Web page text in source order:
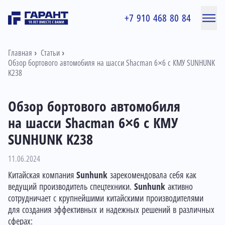
+7 910 468 80 84
Главная
Статьи
Обзор бортового автомобиля на шасси Shacman 6×6 с КМУ SUNHUNK
K238
Обзор бортового автомобиля
на шасси Shacman 6×6 с КМУ
SUNHUNK K238
11.06.2024
Китайская компания Sunhunk зарекомендовала себя как
ведущий производитель спецтехники. Sunhunk активно
сотрудничает с крупнейшими китайскими производителями
для создания эффективных и надежных решений в различных
сферах: